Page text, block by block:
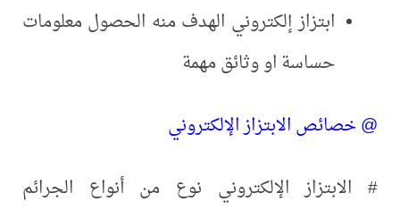
ابتزاز إلكتروني الهدف منه الحصول معلومات
حساسة او وثائق مهمة
@ خصائص الابتزاز الإلكتروني
# الابتزاز الإلكتروني نوع من أنواع الجرائم